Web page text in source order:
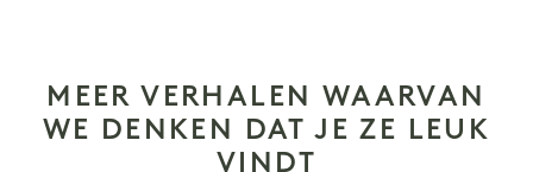
MEER VERHALEN WAARVAN
WE DENKEN DAT JE ZE LEUK
VINDT